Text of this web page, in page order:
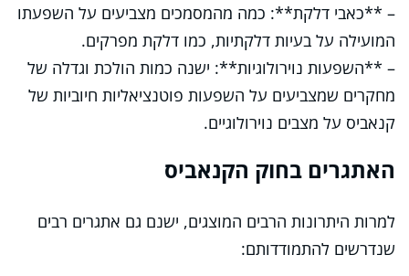
– **כאבי דלקת**: כמה מהמסמכים מצביעים על השפעתו
המועילה על בעיות דלקתיות, כמו דלקת מפרקים.
– **השפעות נוירולוגיות**: ישנה כמות הולכת וגדלה של
מחקרים שמצביעים על השפעות פוטנציאליות חיוביות של
קנאביס על מצבים נוירולוגיים.
האתגרים בחוק הקנאביס
למרות היתרונות הרבים המוצגים, ישנם גם אתגרים רבים
שנדרשים להתמודדותם: